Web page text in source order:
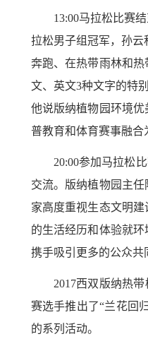
13:00马拉松比赛
拉松男子组冠军，孙
奔跑、在热带雨林和
文、英文3种文字的特
他说版纳植物园环境
普教育和体育赛事融合
20:00参加马拉松
交流。版纳植物园主
家高度重视生态文明
的生活经历和体验就
携手吸引更多的公众共
2017西双版纳热带
赛选手推出了“兰花回
的系列活动。